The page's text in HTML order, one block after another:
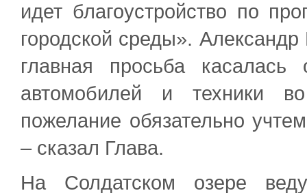
идет благоустройство по
городской среды».
главная просьба касалась
автомобилей и техники
пожелание обязательно
– сказал Глава.
На Солдатском озере